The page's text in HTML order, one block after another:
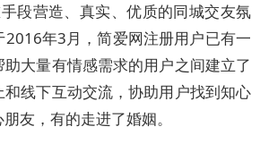
段营造、真实、优质的同城交友氛
2016年3月，简爱网注册用户已有一
大量有情感需求的用户之间建立了
线下互动交流，协助用户找到知心
友，有的走进了婚姻。